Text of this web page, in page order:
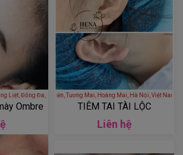
Liệt, Trung Liệt, Đống Đa, Hà Nội, Việt Nam
Ombre
HENA - 77 Phố Lương Khánh Thiện, Tương Mai, Hoàng Mai, Hà
TIÊM TAI TÀI LỘC
Liên hệ